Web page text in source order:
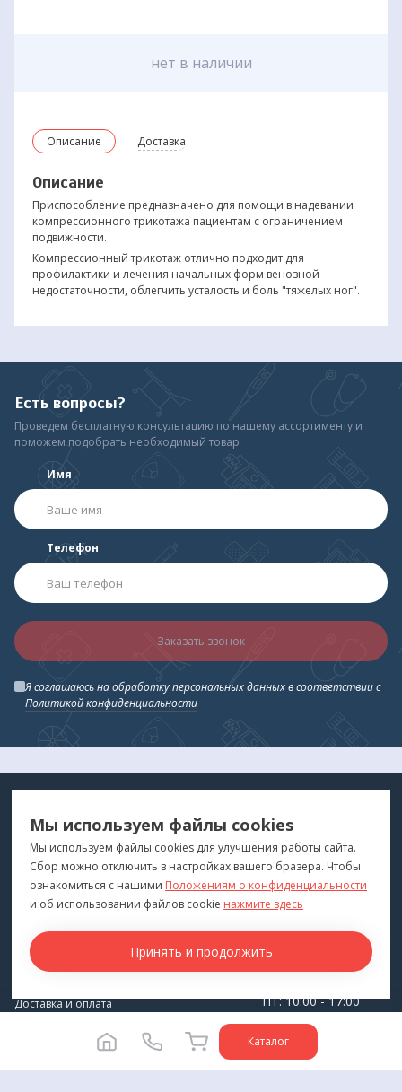
Описание Доставка
Описание
Приспособление предназначено для помощи в надевании
компрессионного трикотажа пациентам с ограничением
подвижности.
Компрессионный трикотаж отлично подходит для
профилактики и лечения начальных форм венозной
недостаточности, облегчить усталость и боль "тяжелых ног".
нет в наличии
Есть вопросы?
Проведем бесплатную консультацию по нашему ассортименту и
поможем подобрать необходимый товар
Имя
Телефон
Заказать звонок
Я соглашаюсь на обработку персональных данных в соответствии с
Политикой конфиденциальности
Каталог
ДЛЯ ВАС
"Медтехника для Вас"©2026
ПОКУПАТЕЛЯМ
Каталог
Бренды
Для оптовиков
Доставка и оплата
КОНТАКТЫ
г. Владивосток
ПТ: 10:00 - 17:00
СБ-ВС: Выходной
Мы используем файлы cookies
Мы используем файлы cookies для улучшения работы сайта.
Сбор можно отключить в настройках вашего бразера. Чтобы
ознакомиться с нашими Положениям о конфиденциальности
и об использовании файлов cookie нажмите здесь
Принять и продолжить